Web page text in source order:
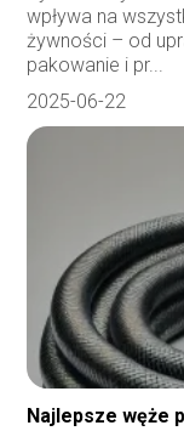
wpływa na
żywności – od
pakowanie i pr...
2025-06-22
Najlepsze węże